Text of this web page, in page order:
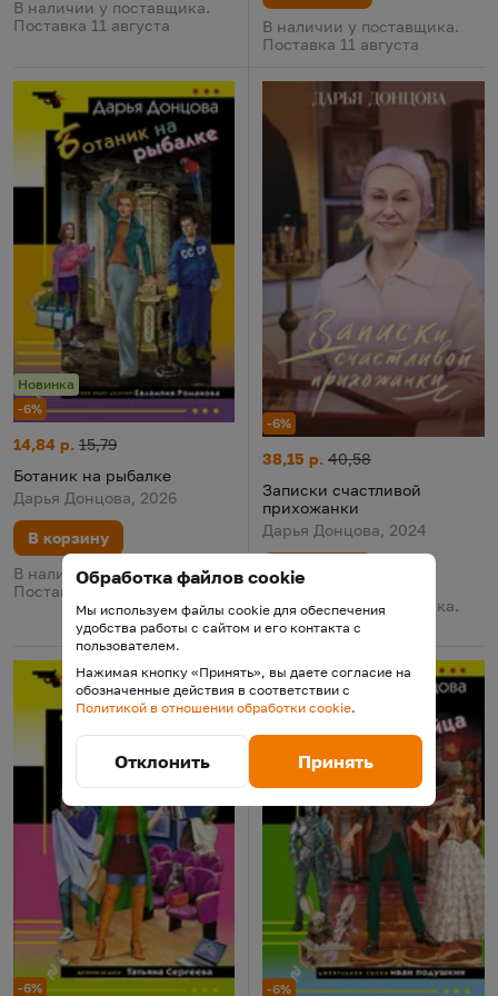
В наличии у поставщика.
Поставка 11 августа
В наличии у поставщика.
Поставка 11 августа
Новинка
-6%
Ботаник на рыбалке
Цена:
14,84 р.
Старая цена:
15,79
Ботаник на рыбалке
Дарья Донцова, 2026
В корзину
В наличии у поставщика.
Поставка 11 августа
-6%
Записки счастливой
Цена:
38,15 р.
Старая цена:
40,58
Записки счастливой
прихожанки
Дарья Донцова, 2024
В корзину
В наличии у поставщика.
Поставка 11 августа
-6% -6%
Обработка файлов cookie
Мы используем файлы cookie для обеспечения
удобства работы с сайтом и его контакта с
пользователем.
Нажимая кнопку «Принять», вы даете согласие на
обозначенные действия в соответствии с
Политикой в отношении обработки cookie.
Отклонить Принять